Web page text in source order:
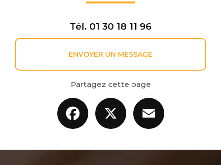
Tél. 01 30 18 11 96
ENVOYER UN MESSAGE
Partagez cette page
Facebook